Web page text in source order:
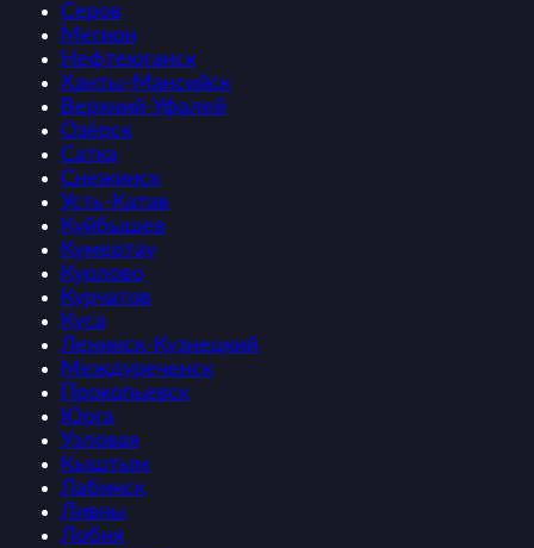
Серов
Мегион
Нефтеюганск
Ханты-Мансийск
Верхний-Уфалей
Озёрск
Сатка
Снежинск
Усть-Катав
Куйбышев
Кумертау
Курлово
Курчатов
Куса
Ленинск-Кузнецкий
Междуреченск
Прокопьевск
Юрга
Узловая
Кыштым
Лабинск
Ливны
Лобня